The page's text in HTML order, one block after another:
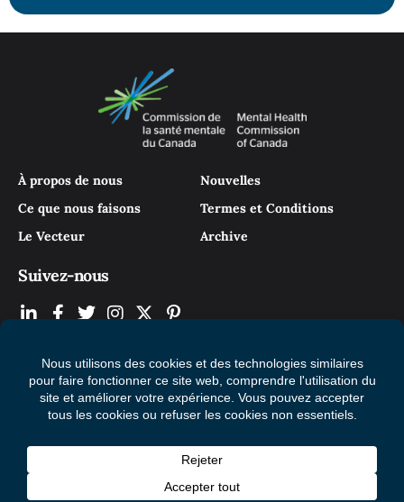
À propos de nous
Ce que nous faisons
Le Vecteur
Nouvelles
Termes et Conditions
Archive
Suivez-nous